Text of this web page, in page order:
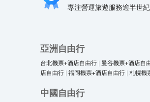
專注營運旅遊服務逾半世
亞洲自由行
台北機票+酒店自由行 | 曼谷機票+酒店自
店自由行 | 福岡機票+酒店自由行 | 札幌機
中國自由行